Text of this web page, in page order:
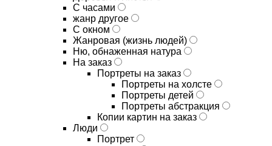
С часами
жанр другое
С окном
Жанровая (жизнь людей)
Ню, обнаженная натура
На заказ
Портреты на заказ
Портреты на холсте
Портреты детей
Портреты абстракция
Копии картин на заказ
Люди
Портрет